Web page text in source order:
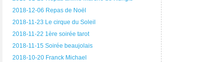
2018-12-06 Repas de Noël
2018-11-23 Le cirque du Soleil
2018-11-22 1ère soirée tarot
2018-11-15 Soirée beaujolais
2018-10-20 Franck Michael